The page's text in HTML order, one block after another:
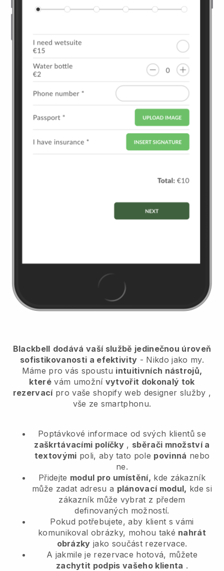
Blackbell dodává vaší službě jedinečnou úroveň
sofistikovanosti a efektivity - Nikdo jako my.
Máme pro vás spoustu intuitivních nástrojů,
které vám umožní vytvořit dokonalý tok
rezervací pro vaše shopify web designer služby ,
vše ze smartphonu.
Poptávkové informace od svých klientů se
zaškrtávacími políčky , sběrači množství a
textovými poli, aby tato pole povinná nebo
ne.
Přidejte modul pro umístění, kde zákazník
může zadat adresu a plánovací modul, kde si
zákazník může vybrat z předem
definovaných možností.
Pokud potřebujete, aby klient s vámi
komunikoval obrázky, mohou také nahrát
obrázky jako součást rezervace.
A jakmile je rezervace hotová, můžete
zachytit podpis vašeho klienta .